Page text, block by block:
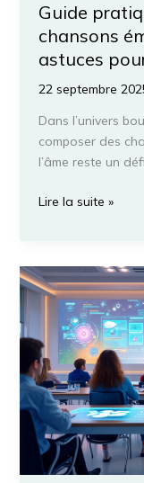
Guide
chansons
astuces
22 septembre
Dans l’univers
composer des
l’âme reste un
Guide
composer
des
chansons
émotionnelles
inoubliables
:
astuces
pour
les
débutants
Lire la suite »